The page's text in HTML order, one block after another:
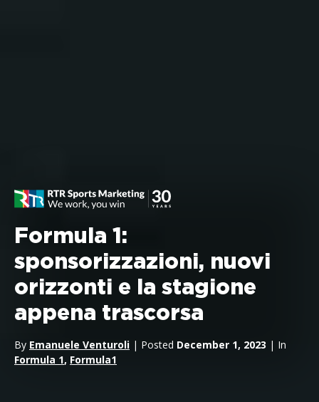
Formula 1:
sponsorizzazioni, nuovi
orizzonti e la stagione
appena trascorsa
By Emanuele Venturoli | Posted December 1, 2023 | In
Formula 1, Formula1